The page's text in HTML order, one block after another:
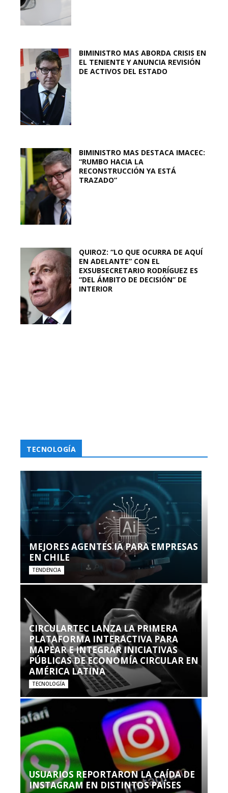
BIMINISTRO MAS ABORDA CRISIS EN
EL TENIENTE Y ANUNCIA REVISIÓN
DE ACTIVOS DEL ESTADO
BIMINISTRO MAS DESTACA IMACEC:
“RUMBO HACIA LA
RECONSTRUCCIÓN YA ESTÁ
TRAZADO”
QUIROZ: “LO QUE OCURRA DE AQUÍ
EN ADELANTE” CON EL
EXSUBSECRETARIO RODRÍGUEZ ES
“DEL ÁMBITO DE DECISIÓN” DE
INTERIOR
TECNOLOGÍA
MEJORES AGENTES IA PARA EMPRESAS
EN CHILE
TENDENCIA
CIRCULARTEC LANZA LA PRIMERA
PLATAFORMA INTERACTIVA PARA
MAPEAR E INTEGRAR INICIATIVAS
PÚBLICAS DE ECONOMÍA CIRCULAR EN
AMÉRICA LATINA
TECNOLOGÍA
USUARIOS REPORTARON LA CAÍDA DE
INSTAGRAM EN DISTINTOS PAÍSES